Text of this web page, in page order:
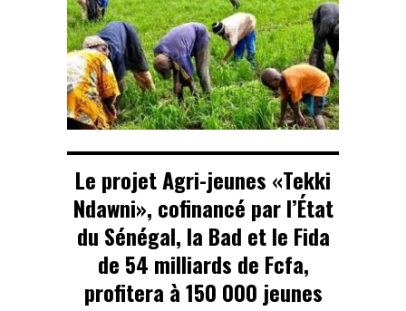
Le projet Agri-jeunes «Tekki
Ndawni», cofinancé par l’État
du Sénégal, la Bad et le Fida
de 54 milliards de Fcfa,
profitera à 150 000 jeunes